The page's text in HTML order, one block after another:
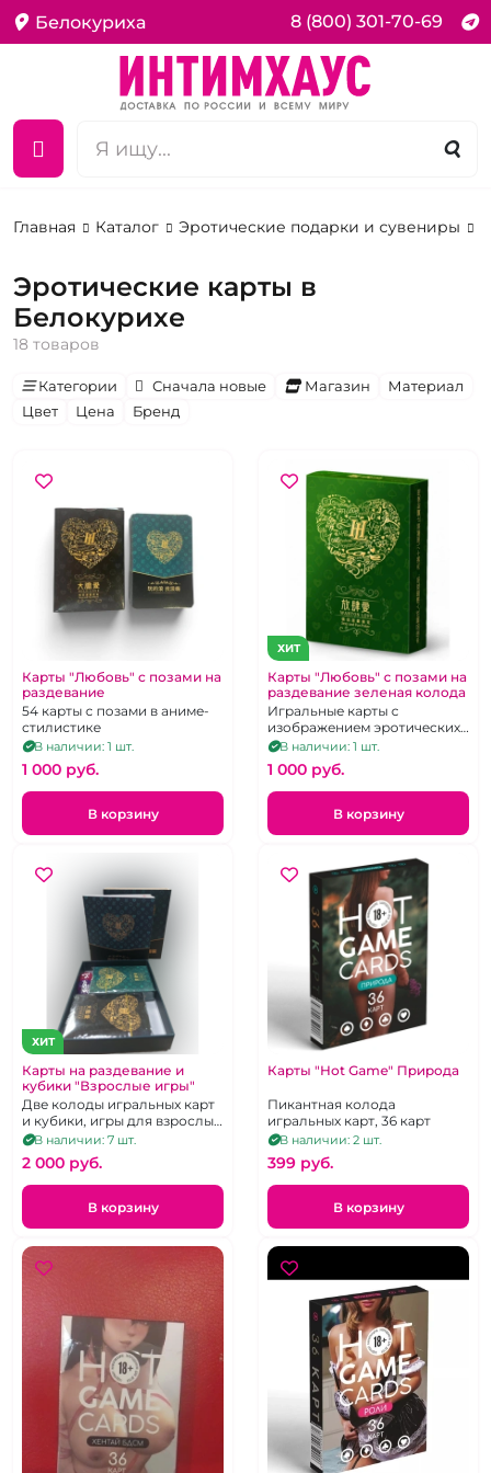
Белокуриха 8 (800) 301-70-69
Главная Каталог Эротические подарки и сувениры
Эротические карты в
Белокурихе
18 товаров
Категории Сначала новые Магазин
Материал
Цвет
Цена Бренд
Карты "Любовь" с позами на
раздевание
54 карты с позами в аниме-
стилистике
В наличии: 1 шт.
1 000 pуб.
В корзину
ХИТ
Карты "Любовь" с позами на
раздевание зеленая колода
Игральные карты с
изображением эротических
поз в стиле аниме
В наличии: 1 шт.
1 000 pуб.
В корзину
ХИТ
Карты на раздевание и
кубики "Взрослые игры"
Две колоды игральных карт
и кубики, игры для взрослых
"Любовь"
В наличии: 7 шт.
2 000 pуб.
В корзину
Карты "Hot Game" Природа
Пикантная колода
игральных карт, 36 карт
В наличии: 2 шт.
399 pуб.
В корзину